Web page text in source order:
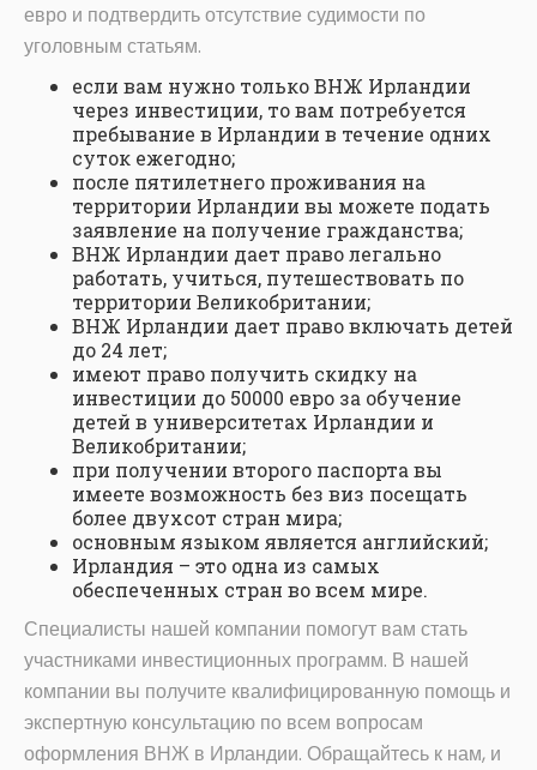
евро и подтвердить отсутствие судимости по
уголовным статьям.
если вам нужно только ВНЖ Ирландии
через инвестиции, то вам потребуется
пребывание в Ирландии в течение одних
суток ежегодно;
после пятилетнего проживания на
территории Ирландии вы можете подать
заявление на получение гражданства;
ВНЖ Ирландии дает право легально
работать, учиться, путешествовать по
территории Великобритании;
ВНЖ Ирландии дает право включать детей
до 24 лет;
имеют право получить скидку на
инвестиции до 50000 евро за обучение
детей в университетах Ирландии и
Великобритании;
при получении второго паспорта вы
имеете возможность без виз посещать
более двухсот стран мира;
основным языком является английский;
Ирландия – это одна из самых
обеспеченных стран во всем мире.
Специалисты нашей компании помогут вам стать
участниками инвестиционных программ. В нашей
компании вы получите квалифицированную помощь и
экспертную консультацию по всем вопросам
оформления ВНЖ в Ирландии. Обращайтесь к нам, и